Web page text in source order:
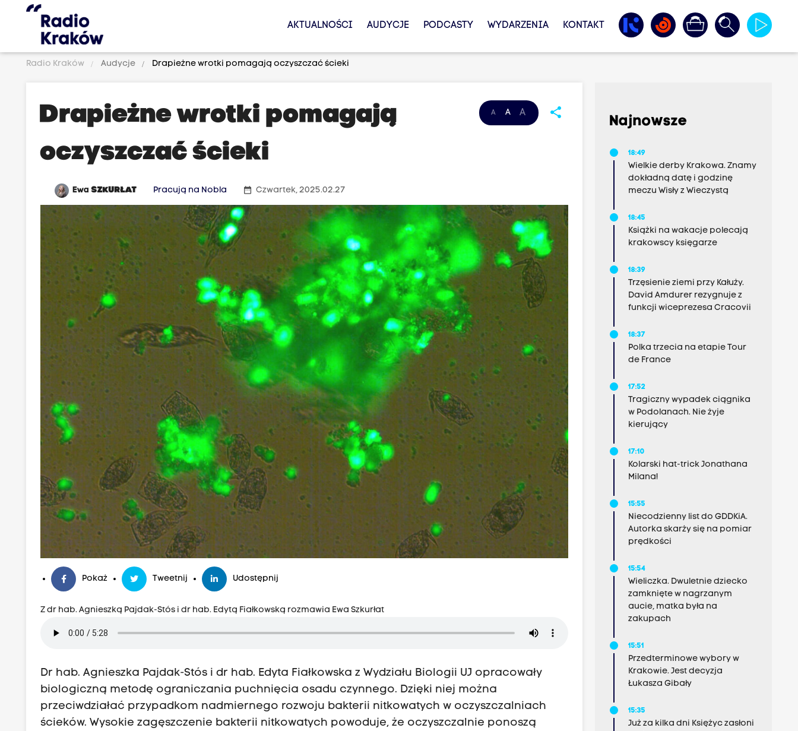
AKTUALNOŚCI AUDYCJE PODCASTY WYDARZENIA KONTAKT
Radio Kraków Audycje Drapieżne wrotki pomagają oczyszczać ścieki
A A A share
Drapieżne wrotki pomagają
oczyszczać ścieki
EwaSZKURŁAT Pracują na Nobla date_range Czwartek, 2025.02.27
Pokaż Tweetnij Udostępnij
Z dr hab. Agnieszką Pajdak-Stós i dr hab. Edytą Fiałkowską rozmawia Ewa Szkurłat
Dr hab. Agnieszka Pajdak-Stós i dr hab. Edyta Fiałkowska z Wydziału Biologii UJ opracowały
biologiczną metodę ograniczania puchnięcia osadu czynnego. Dzięki niej można
przeciwdziałać przypadkom nadmiernego rozwoju bakterii nitkowatych w oczyszczalniach
ścieków. Wysokie zagęszczenie bakterii nitkowatych powoduje, że oczyszczalnie ponoszą
Najnowsze
18:49
Wielkie derby Krakowa. Znamy
dokładną datę i godzinę
meczu Wisły z Wieczystą
18:45
Książki na wakacje polecają
krakowscy księgarze
18:39
Trzęsienie ziemi przy Kałuży.
David Amdurer rezygnuje z
funkcji wiceprezesa Cracovii
18:37
Polka trzecia na etapie Tour
de France
17:52
Tragiczny wypadek ciągnika
w Podolanach. Nie żyje
kierujący
17:10
Kolarski hat-trick Jonathana
Milana!
15:55
Niecodzienny list do GDDKiA.
Autorka skarży się na pomiar
prędkości
15:54
Wieliczka. Dwuletnie dziecko
zamknięte w nagrzanym
aucie, matka była na
zakupach
15:51
Przedterminowe wybory w
Krakowie. Jest decyzja
Łukasza Gibały
15:35
Już za kilka dni Księżyc zasłoni